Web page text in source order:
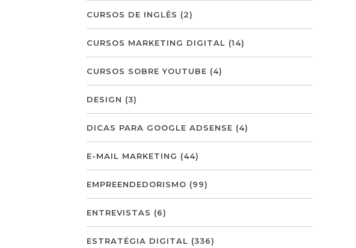
CURSOS DE INGLÊS (2)
CURSOS MARKETING DIGITAL (14)
CURSOS SOBRE YOUTUBE (4)
DESIGN (3)
DICAS PARA GOOGLE ADSENSE (4)
E-MAIL MARKETING (44)
EMPREENDEDORISMO (99)
ENTREVISTAS (6)
ESTRATÉGIA DIGITAL (336)